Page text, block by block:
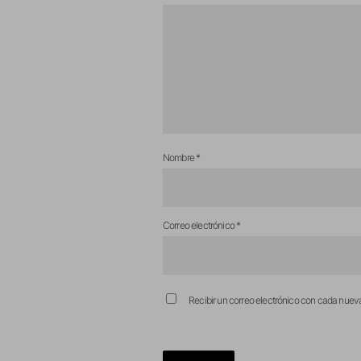
Nombre*
Correo electrónico*
Recibir un correo electrónico con cada